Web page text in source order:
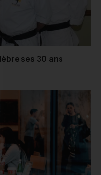
ses 30 ans